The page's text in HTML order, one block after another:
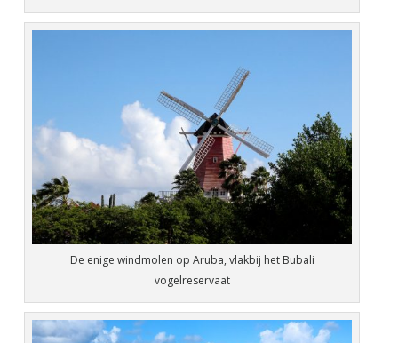
De enige windmolen op Aruba, vlakbij het Bubali
vogelreservaat